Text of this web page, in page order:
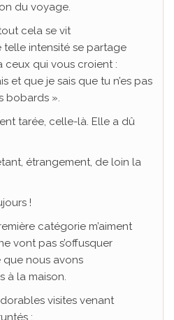
du voyage.
cela se vit
intensité se partage
ceux qui vous croient :
et que je sais que tu n’es pas
bobards ».
tarée, celle-là. Elle a dû
étrangement, de loin la
!
catégorie m’aiment
vont pas s’offusquer
nous avons
à la maison.
visites venant
: